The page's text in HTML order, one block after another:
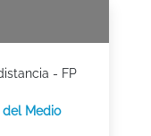
- FP
del Medio